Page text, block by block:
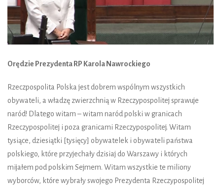
Orędzie Prezydenta RP Karola Nawrockiego
Rzeczpospolita Polska jest dobrem wspólnym wszystkich
obywateli, a władzę zwierzchnią w Rzeczypospolitej sprawuje
naród! Dlatego witam – witam naród polski w granicach
Rzeczypospolitej i poza granicami Rzeczypospolitej. Witam
tysiące, dziesiątki [tysięcy] obywatelek i obywateli państwa
polskiego, które przyjechały dzisiaj do Warszawy i których
mijałem pod polskim Sejmem. Witam wszystkie te miliony
wyborców, które wybrały swojego Prezydenta Rzeczypospolitej